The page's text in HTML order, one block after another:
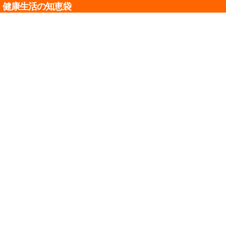
健康生活の知恵袋